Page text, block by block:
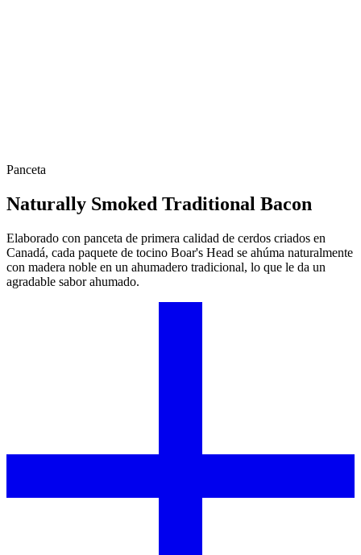
Panceta
Naturally Smoked Traditional Bacon
Elaborado con panceta de primera calidad de cerdos criados en
Canadá, cada paquete de tocino Boar's Head se ahúma naturalmente
con madera noble en un ahumadero tradicional, lo que le da un
agradable sabor ahumado.